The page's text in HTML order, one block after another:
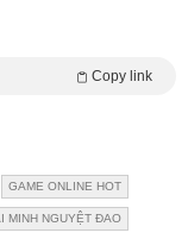
Copy link
GAME ONLINE HOT
MINH NGUYỆT ĐAO